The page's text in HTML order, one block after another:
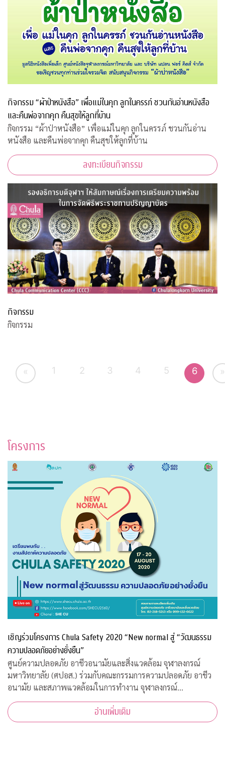
กิจกรรม “ผ้าป่าหนังสือ” เพื่อแม่ในคุก ลูกในครรภ์ ชวนกันอ่านหนังสือ
และคืนพ่อจากคุก คืนสุขให้ลูกที่บ้าน
กิจกรรม “ผ้าป่าหนังสือ” เพื่อแม่ในคุก ลูกในครรภ์ ชวนกันอ่าน
หนังสือ และคืนพ่อจากคุก คืนสุขให้ลูกที่บ้าน
ลงทะเบียนกิจกรรม
กิจกรรม
กิจกรรม
« 1 2 3 4 5 6 »
โครงการ
เชิญร่วมโครงการ Chula Safety 2020 “New normal สู่ “วัฒนธรรม
ความปลอดภัยอย่างยั่งยืน”
ศูนย์ความปลอดภัย อาชีวอนามัยและสิ่งแวดล้อม จุฬาลงกรณ์
มหาวิทยาลัย (ศปอส.) ร่วมกับคณะกรรมการความปลอดภัย อาชีว
อนามัย และสภาพแวดล้อมในการทำงาน จุฬาลงกรณ์
มหาวิทยาลัย และภาคีเครือข่าย จัดงาน “Chula Safety 2020
New normal สู่วัฒนธรรมความปลอดภัยอย่างยั่งยืน” ระหว
อ่านเพิ่มเติม